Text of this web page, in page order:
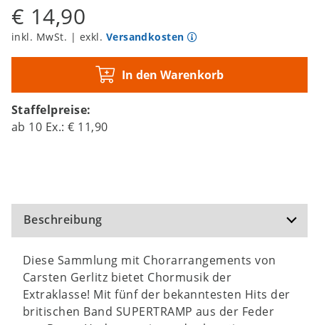
€ 14,90
inkl. MwSt. | exkl. Versandkosten
In den Warenkorb
Staffelpreise:
ab 10 Ex.:€ 11,90
Beschreibung
Diese Sammlung mit Chorarrangements von
Carsten Gerlitz bietet Chormusik der
Extraklasse! Mit fünf der bekanntesten Hits der
britischen Band SUPERTRAMP aus der Feder